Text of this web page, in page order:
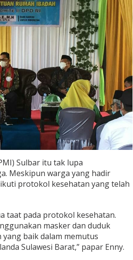
Sulbar itu tak lupa
Meskipun warga yang hadir
protokol kesehatan yang telah
taat pada protokol kesehatan.
masker dan duduk
baik dalam memutus
Sulawesi Barat,” papar Enny.